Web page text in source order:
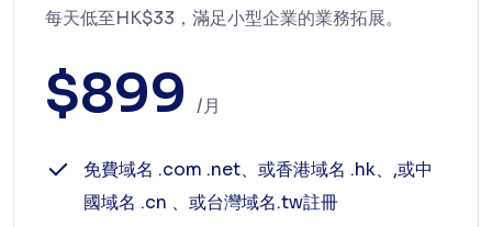
每天低至HK$33，滿足小型企業的業務拓展。
$899 /月
免費域名 .com .net、或香港域名 .hk、,或中
國域名 .cn 、或台灣域名.tw註冊